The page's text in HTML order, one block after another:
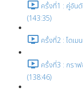
ครั้งที่1 : คู่อัน
(143:35)
ครั้งที่2 : โดเม
ครั้งที่3 : กรา
(138:46)